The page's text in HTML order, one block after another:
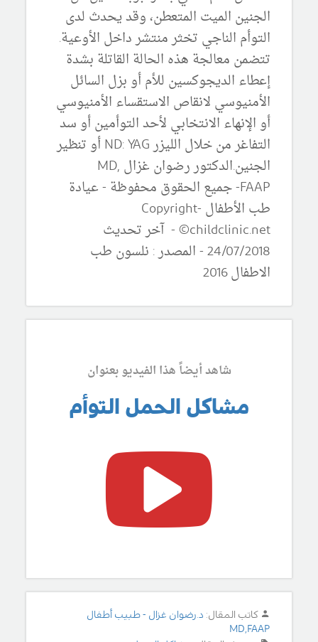
الجنين الميت المتعطن، وقد يحدث لدى
التوأم الناجي تخثر منتشر داخل الأوعية.
تتضمن معالجة هذه الحالة القاتلة بشدة
إعطاء الديجوكسين للأم أو بزل السائل
الأمنيوسي لانقاص الاستقساء الأمنيوسي
أو الإنهاء الانتخابي لأحد التوأمين أو سد
التفاغر من خلال الليزر ND: YAG أو تنظير
الجنين.الدكتور رضوان غزال MD,
FAAP- جميع الحقوق محفوظة - عيادة
طب الأطفال -Copyright
©childclinic.net - آخر تحديث
24/07/2018 - المصدر : نلسون طب
الاطفال 2016
شاهد أيضاً هذا الفيديو بعنوان
مشاكل الحمل التوأم
كاتب المقال: د.رضوان غزال - طبيب أطفال
MD,FAAP